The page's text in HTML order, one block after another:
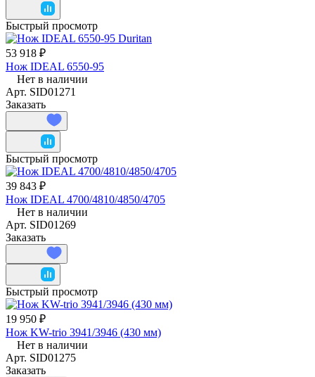
Быстрый просмотр
53 918 ₽
Нож IDEAL 6550-95
Нет в наличии
Арт. SID01271
Заказать
Быстрый просмотр
39 843 ₽
Нож IDEAL 4700/4810/4850/4705
Нет в наличии
Арт. SID01269
Заказать
Быстрый просмотр
19 950 ₽
Нож KW-trio 3941/3946 (430 мм)
Нет в наличии
Арт. SID01275
Заказать